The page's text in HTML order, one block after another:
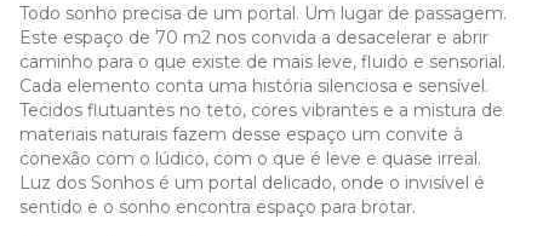
Todo sonho precisa de um portal. Um lugar de passagem.
Este espaço de 70 m2 nos convida a desacelerar e abrir
caminho para o que existe de mais leve, fluido e sensorial.
Cada elemento conta uma história silenciosa e sensível.
Tecidos flutuantes no teto, cores vibrantes e a mistura de
materiais naturais fazem desse espaço um convite à
conexão com o lúdico, com o que é leve e quase irreal.
Luz dos Sonhos é um portal delicado, onde o invisível é
sentido e o sonho encontra espaço para brotar.